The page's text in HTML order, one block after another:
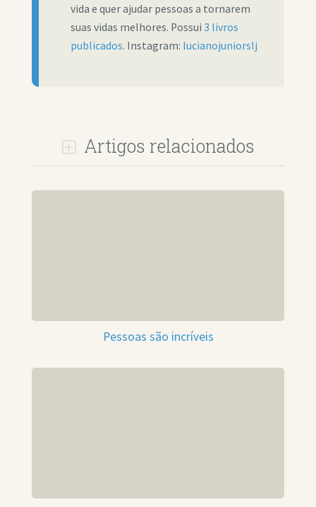
vida e quer ajudar pessoas a tornarem
suas vidas melhores. Possui 3 livros
publicados. Instagram: lucianojuniorslj
Artigos relacionados
Pessoas são incríveis